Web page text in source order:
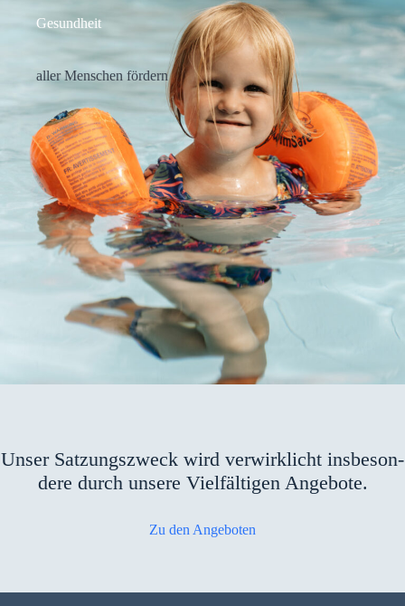
Gesund­heit
aller Men­schen för­dern
Unser Sat­zungs­zweck wird ver­wirk­licht ins­be­son­
de­re durch unse­re Viel­fäl­ti­gen Ange­bo­te.
Zu den Ange­bo­ten